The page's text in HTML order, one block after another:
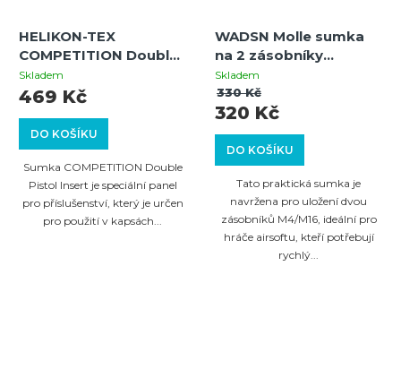
HELIKON-TEX
COMPETITION Double
Pistol Insert - Coyote
Skladem
DO KOŠÍKU
469 Kč
Sumka COMPETITION Double
Pistol Insert je speciální panel
pro příslušenství, který je určen
pro použití v kapsách...
WADSN Molle sumka
na 2 zásobníky
M4/M16 - Oliva
Skladem
DO KOŠÍKU
320 Kč
330 Kč
Tato praktická sumka je
navržena pro uložení dvou
zásobníků M4/M16, ideální pro
hráče airsoftu, kteří potřebují
rychlý...